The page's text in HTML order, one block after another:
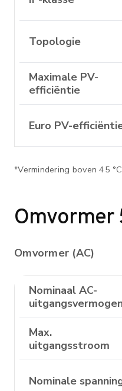
Topologie
Maximale PV-
efficiëntie
Euro PV-
*Vermindering boven 45
Omvormer
Omvormer (AC)
Nominaal AC-
Max.
uitgangsstroom
Nominale